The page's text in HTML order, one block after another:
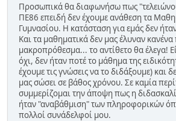
Προσωπικά θα διαφωνήσω πως
ΠΕ86 επειδή δεν έχουμε ανάθεση τα
Γυμνασίου. Η κατάσταση για εμάς δεν
Και τα μαθηματικά δεν μας έλυναν
μακροπρόθεσμα... το αντίθετο θα έλεγα!
όχι, δεν ήταν ποτέ το μάθημα της
έχουμε τις γνώσεις να το διδάξουμε) και
μας σώσει σε βάθος χρόνου. Σε καμία
συμμερίζομαι την άποψη πως η
ήταν "αναβάθμιση" των πληροφορικών
πολλοί συνάδελφοί μου.